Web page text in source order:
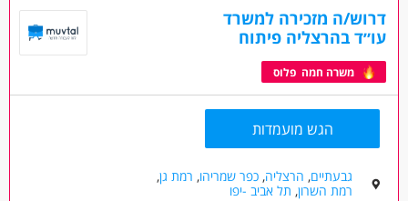
דרוש/ה מזכירה למשרד
עו״ד בהרצליה פיתוח
הגש מועמדות
גבעתיים, הרצליה, כפר שמריהו, רמת גן,
רמת השרון, תל אביב -יפו